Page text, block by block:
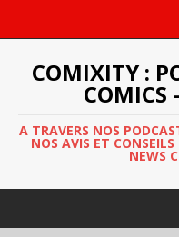
COMIXITY :
COMICS
A TRAVERS NOS
NOS AVIS ET CONSEILS
NEWS